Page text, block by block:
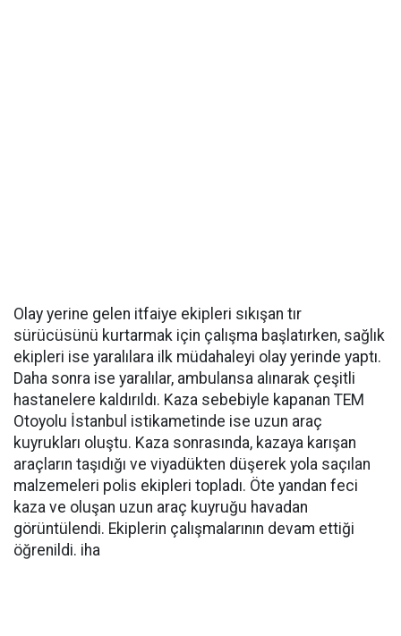
Olay yerine gelen itfaiye ekipleri sıkışan tır
sürücüsünü kurtarmak için çalışma başlatırken, sağlık
ekipleri ise yaralılara ilk müdahaleyi olay yerinde yaptı.
Daha sonra ise yaralılar, ambulansa alınarak çeşitli
hastanelere kaldırıldı. Kaza sebebiyle kapanan TEM
Otoyolu İstanbul istikametinde ise uzun araç
kuyrukları oluştu. Kaza sonrasında, kazaya karışan
araçların taşıdığı ve viyadükten düşerek yola saçılan
malzemeleri polis ekipleri topladı. Öte yandan feci
kaza ve oluşan uzun araç kuyruğu havadan
görüntülendi. Ekiplerin çalışmalarının devam ettiği
öğrenildi. iha